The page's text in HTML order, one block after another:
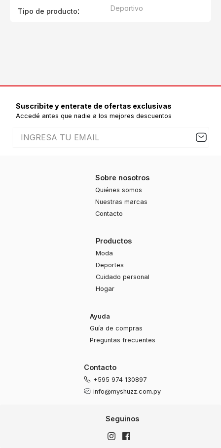
Tipo de producto: Deportivo
Suscribite y enterate de ofertas exclusivas
Accedé antes que nadie a los mejores descuentos
Sobre nosotros
Quiénes somos
Nuestras marcas
Contacto
Productos
Moda
Deportes
Cuidado personal
Hogar
Ayuda
Guía de compras
Preguntas frecuentes
Contacto
+595 974 130897
info@myshuzz.com.py
Seguinos